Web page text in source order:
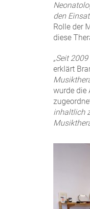
den
Rolle der
diese
„Seit
erklärt
wurde die
inhaltlich